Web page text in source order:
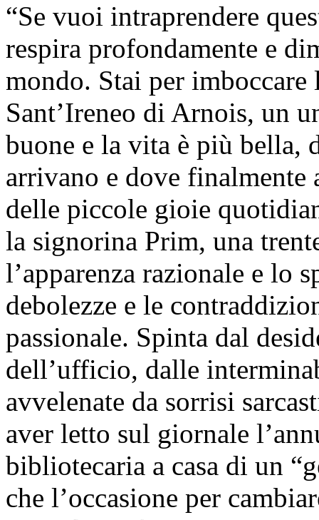
“Se vuoi intraprendere
respira profondamente e
mondo. Stai per imboccare
Sant’Ireneo di Arnois, un
buone e la vita è più bella,
arrivano e dove finalmente
delle piccole gioie
la signorina Prim, una
l’apparenza razionale e lo
debolezze e le
passionale. Spinta dal
dell’ufficio, dalle
avvelenate da sorrisi
aver letto sul giornale
bibliotecaria a casa di un
che l’occasione per